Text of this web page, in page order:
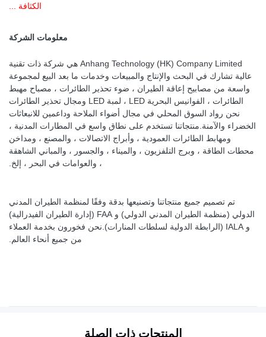
الكثافة ...
معلومات الشركة
Anhang Technology (HK) Company Limited هي شركة ذات تقنية
عالية تشارك في البحث والإنتاج والمبيعات وخدمات ما بعد البيع لمجموعة
واسعة من مصابيح إعاقة الطيران ، ضوء تحذير الطائرات ، مصباح مهبط
الطائرات ، الفوانيس البحرية LED ، لمبة LED ومجال تحذير الطائرات
نحن رواد السوق المحلي في مجال أضواء الملاحة وداعمين للانبعاثات
الخضراء والآمنة.منتجاتنا تستخدم على نطاق واسع في المطارات المدنية ،
ومهابط الطائرات العمودية ، وأبراج الاتصالات ، والمصنع ، ومداخن
محطات الطاقة ، وبرج التلفزيون ، والميناء ، والجسور ، والمباني الشاهقة
، والعوامات في البحر ، إلخ.
تم تصميم جميع منتجاتنا وتصنيعها بدقة وفقًا لمنظمة الطيران المدني
الدولي (منظمة الطيران المدني الدولي) و FAA (إدارة الطيران الفيدرالية)
و IALA (الرابطة الدولية لسلطات المنارات).نحن فخورون بخدمة العملاء
من جميع أنحاء العالم.
المنتجات ذات الصلة